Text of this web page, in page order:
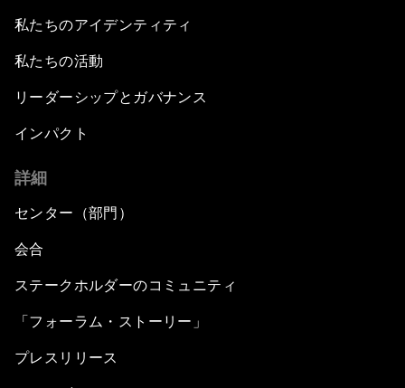
私たちのアイデンティティ
私たちの活動
リーダーシップとガバナンス
インパクト
詳細
センター（部門）
会合
ステークホルダーのコミュニティ
「フォーラム・ストーリー」
プレスリリース